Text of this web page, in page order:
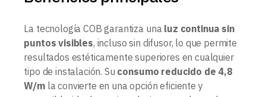
La tecnología COB garantiza una luz continua sin
puntos visibles, incluso sin difusor, lo que permite
resultados estéticamente superiores en cualquier
tipo de instalación. Su consumo reducido de 4,8
W/mla convierte en una opción eficiente y